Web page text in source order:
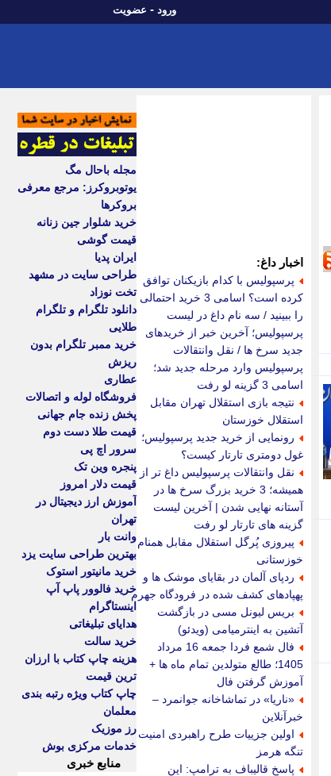
ورود - عضویت
اخبار داغ:
پرسپولیس با کدام بازیکنان توافق
کرده است؟ اسامی 3 خرید احتمالی
را ببینید / سه نام داغ در لیست
پرسپولیس؛ آخرین خبر از خریدهای
جدید سرخ ها / نقل وانتقالات
پرسپولیس وارد مرحله جدید شد؛
اسامی 3 گزینه لو رفت
نتیجه بازی استقلال تهران مقابل
استقلال خوزستان
رونمایی از خرید جدید پرسپولیس؛
غول دومتری تارتار کیست؟
نقل وانتقالات پرسپولیس داغ تر از
همیشه؛ 3 خرید بزرگ سرخ ها در
آستانه نهایی شدن | آخرین لیست
گزینه های تارتار لو رفت
پیروزی پُرگل استقلال مقابل همنام
خوزستانی
ردپای آلمان در بقایای موشک ها و
پهپادهای کشف شده در فرودگاه جهرم
بریس لیونل مسی در بازگشت
آتشین به اینترمیامی (ویدئو)
فال شمع فردا جمعه 16 مرداد
1405؛ طالع متولدین تمام ماه ها +
آموزش گرفتن فال
«ناریا» در تماشاخانه جوانمرد –
خبرآنلاین
اولین جزییات طرح راهبردی امنیت
تنگه هرمز
پاسخ قالیباف به ترامپ: این
مجله باحال مگ
یوتوبروکرز: مرجع معرفی
بروکرها
خرید شلوار جین زنانه
قیمت گوشی
ایران پدیا
طراحی سایت در مشهد
تخت نوزاد
دانلود تلگرام و تلگرام
طلایی
خرید ممبر تلگرام بدون
ریزش
عطاری
فروشگاه لوله و اتصالات
پخش زنده جام جهانی
قیمت طلا دست دوم
سرور اچ پی
پنجره وین تک
قیمت دلار امروز
آموزش ارز دیجیتال در
تهران
وانت بار
بهترین طراحی سایت یزد
خرید مانیتور استوک
خرید فالوور پاپ آپ
اینستاگرام
هدایای تبلیغاتی
خرید سالت
هزینه چاپ کتاب با ارزان
ترین قیمت
چاپ کتاب ویژه رتبه بندی
معلمان
رز موزیک
خدمات مرکزی بوش
منابع خبری